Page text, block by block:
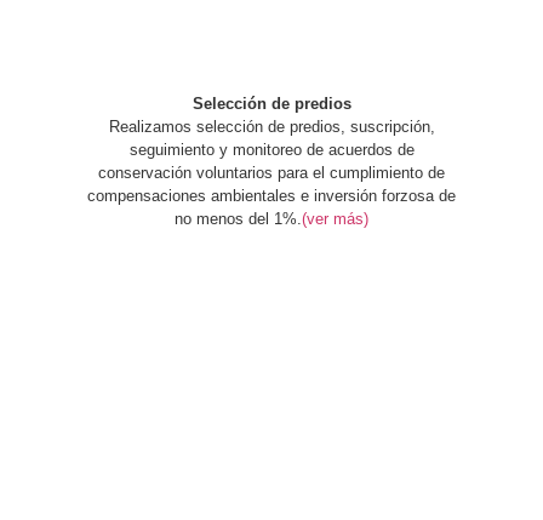
Selección de predios
Realizamos selección de predios, suscripción,
seguimiento y monitoreo de acuerdos de
conservación voluntarios para el cumplimiento de
compensaciones ambientales e inversión forzosa de
no menos del 1%. (ver más)